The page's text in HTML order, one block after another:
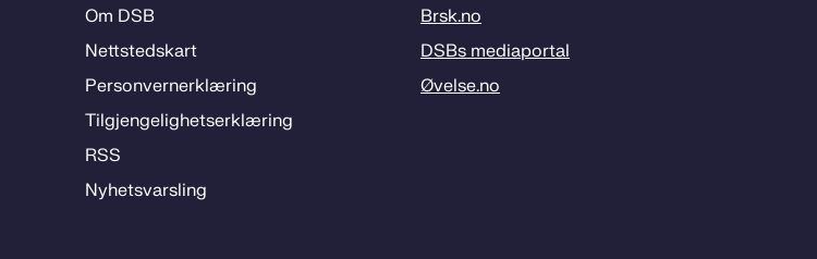
Om DSB
Nett­steds­­kart
Per­­son­ver­n­er­klæ­­ring
Til­­­gjen­­ge­­lig­hets­­er­klæ­­ring
RSS
Ny­hets­­vars­­ling
Brsk.no
DSBs mediaportal
Øvelse.no